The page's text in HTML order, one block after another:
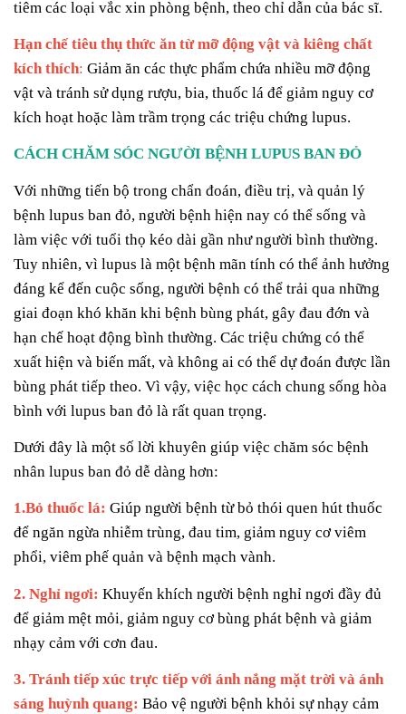
tiêm các loại vắc xin phòng bệnh, theo chỉ dẫn của bác sĩ.
Hạn chế tiêu thụ thức ăn từ mỡ động vật và kiêng chất
kích thích: Giảm ăn các thực phẩm chứa nhiều mỡ động
vật và tránh sử dụng rượu, bia, thuốc lá để giảm nguy cơ
kích hoạt hoặc làm trầm trọng các triệu chứng lupus.
CÁCH CHĂM SÓC NGƯỜI BỆNH LUPUS BAN ĐỎ
Với những tiến bộ trong chẩn đoán, điều trị, và quản lý
bệnh lupus ban đỏ, người bệnh hiện nay có thể sống và
làm việc với tuổi thọ kéo dài gần như người bình thường.
Tuy nhiên, vì lupus là một bệnh mãn tính có thể ảnh hưởng
đáng kể đến cuộc sống, người bệnh có thể trải qua những
giai đoạn khó khăn khi bệnh bùng phát, gây đau đớn và
hạn chế hoạt động bình thường. Các triệu chứng có thể
xuất hiện và biến mất, và không ai có thể dự đoán được lần
bùng phát tiếp theo. Vì vậy, việc học cách chung sống hòa
bình với lupus ban đỏ là rất quan trọng.
Dưới đây là một số lời khuyên giúp việc chăm sóc bệnh
nhân lupus ban đỏ dễ dàng hơn:
1.Bỏ thuốc lá: Giúp người bệnh từ bỏ thói quen hút thuốc
để ngăn ngừa nhiễm trùng, đau tim, giảm nguy cơ viêm
phổi, viêm phế quản và bệnh mạch vành.
2. Nghỉ ngơi: Khuyến khích người bệnh nghỉ ngơi đầy đủ
để giảm mệt mỏi, giảm nguy cơ bùng phát bệnh và giảm
nhạy cảm với cơn đau.
3. Tránh tiếp xúc trực tiếp với ánh nắng mặt trời và ánh
sáng huỳnh quang: Bảo vệ người bệnh khỏi sự nhạy cảm